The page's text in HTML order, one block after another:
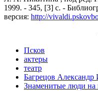
1999. - 345, [3] с. -
версия: http://
Псков
актеры
театр
Багрецов Александр
Знаменитые люди на